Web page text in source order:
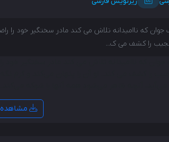
که ناامیدانه تلاش می کند مادر سختگیر خود را
را کشف می ک...
مشاهده